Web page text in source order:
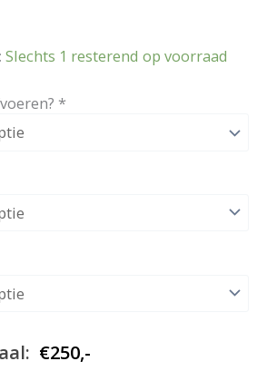
Slechts 1 resterend op voorraad
*
€250,-